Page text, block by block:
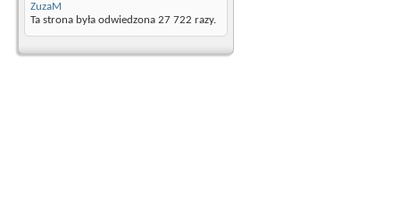
ZuzaM
Ta strona była odwiedzona 27 722 razy.